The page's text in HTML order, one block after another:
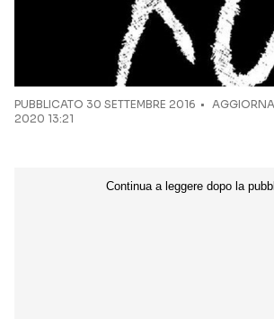
PUBBLICATO 30 SETTEMBRE 2016
2020 13:21